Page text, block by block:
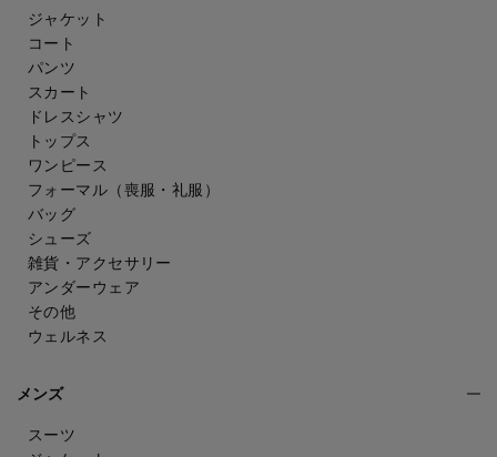
ジャケット
コート
パンツ
スカート
ドレスシャツ
トップス
ワンピース
フォーマル（喪服・礼服）
バッグ
シューズ
雑貨・アクセサリー
アンダーウェア
その他
ウェルネス
メンズ
スーツ